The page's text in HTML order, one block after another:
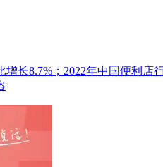
长8.7%；2022年中国便利店